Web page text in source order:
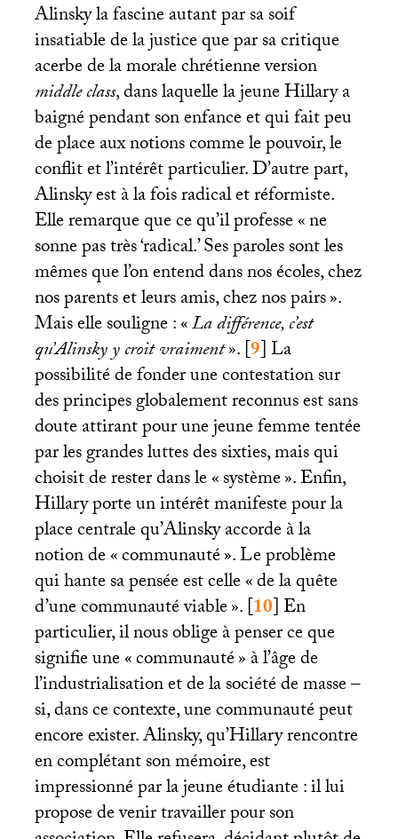
Alinsky la fascine autant par sa soif
insatiable de la justice que par sa critique
acerbe de la morale chrétienne version
middle class, dans laquelle la jeune Hillary a
baigné pendant son enfance et qui fait peu
de place aux notions comme le pouvoir, le
conflit et l’intérêt particulier. D’autre part,
Alinsky est à la fois radical et réformiste.
Elle remarque que ce qu’il professe «ne
sonne pas très ‘radical.’ Ses paroles sont les
mêmes que l’on entend dans nos écoles, chez
nos parents et leurs amis, chez nos pairs».
Mais elle souligne : «La différence, c’est
qu’Alinsky y croit vraiment».[9]La
possibilité de fonder une contestation sur
des principes globalement reconnus est sans
doute attirant pour une jeune femme tentée
par les grandes luttes des sixties, mais qui
choisit de rester dans le «système». Enfin,
Hillary porte un intérêt manifeste pour la
place centrale qu’Alinsky accorde à la
notion de «communauté». Le problème
qui hante sa pensée est celle «de la quête
d’une communauté viable».[10]En
particulier, il nous oblige à penser ce que
signifie une «communauté» à l’âge de
l’industrialisation et de la société de masse –
si, dans ce contexte, une communauté peut
encore exister. Alinsky, qu’Hillary rencontre
en complétant son mémoire, est
impressionné par la jeune étudiante : il lui
propose de venir travailler pour son